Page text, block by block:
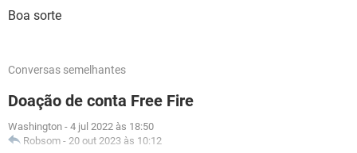
Boa sorte
Conversas semelhantes
Doação de conta Free Fire
Washington - 4 jul 2022 às 18:50
Robsom - 20 out 2023 às 10:12